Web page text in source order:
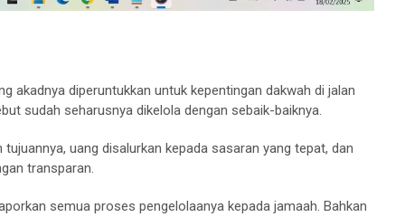
akadnya diperuntukkan untuk kepentingan dakwah di jalan
sudah seharusnya dikelola dengan sebaik-baiknya.
uang disalurkan kepada sasaran yang tepat, dan
transparan.
semua proses pengelolaanya kepada jamaah. Bahkan